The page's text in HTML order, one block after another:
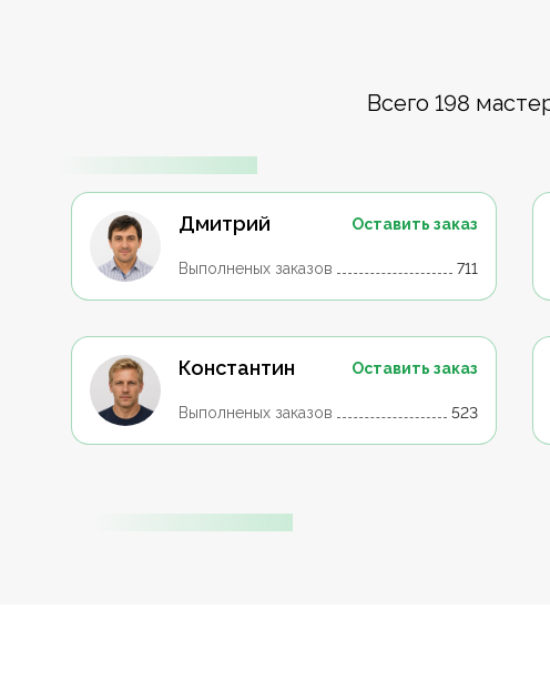
Всего 198
Дмитрий Оставить заказ
Выполненых заказов 711
Константин Оставить заказ
Выполненых заказов 523